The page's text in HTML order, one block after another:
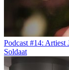
Podcast #14: Artiest
Soldaat